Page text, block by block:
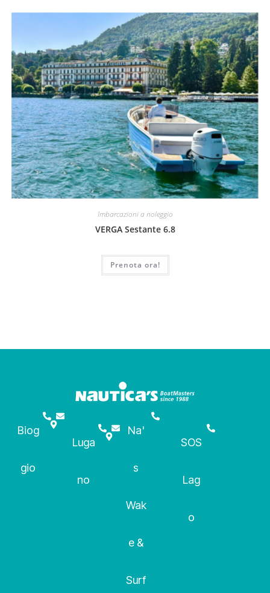
Imbarcazioni a noleggio
VERGA Sestante 6.8
Prenota ora!
Biog
gio
Luga
no
Na'
s
Wak
e &
Surf
SOS
Lag
o